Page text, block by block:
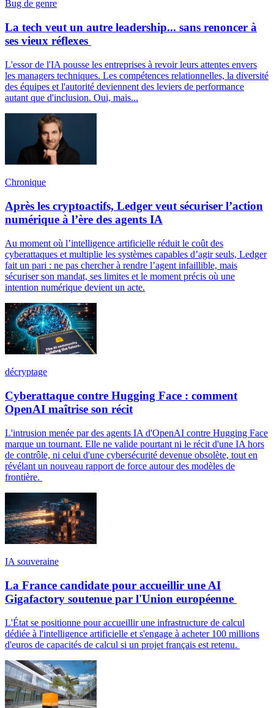
Bug de genre
La tech veut un autre leadership... sans renoncer à
ses vieux réflexes
L'essor de l'IA pousse les entreprises à revoir leurs attentes envers
les managers techniques. Les compétences relationnelles, la diversité
des équipes et l'autorité deviennent des leviers de performance
autant que d'inclusion. Oui, mais...
Chronique
Après les cryptoactifs, Ledger veut sécuriser l’action
numérique à l’ère des agents IA
Au moment où l’intelligence artificielle réduit le coût des
cyberattaques et multiplie les systèmes capables d’agir seuls, Ledger
fait un pari : ne pas chercher à rendre l’agent infaillible, mais
sécuriser son mandat, ses limites et le moment précis où une
intention numérique devient un acte.
décryptage
Cyberattaque contre Hugging Face : comment
OpenAI maîtrise son récit
L'intrusion menée par des agents IA d'OpenAI contre Hugging Face
marque un tournant. Elle ne valide pourtant ni le récit d'une IA hors
de contrôle, ni celui d'une cybersécurité devenue obsolète, tout en
révélant un nouveau rapport de force autour des modèles de
frontière.
IA souveraine
La France candidate pour accueillir une AI
Gigafactory soutenue par l'Union européenne
L'État se positionne pour accueillir une infrastructure de calcul
dédiée à l'intelligence artificielle et s'engage à acheter 100 millions
d'euros de capacités de calcul si un projet français est retenu.